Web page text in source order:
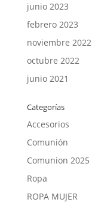
junio 2023
febrero 2023
noviembre 2022
octubre 2022
junio 2021
Categorías
Accesorios
Comunión
Comunion 2025
Ropa
ROPA MUJER